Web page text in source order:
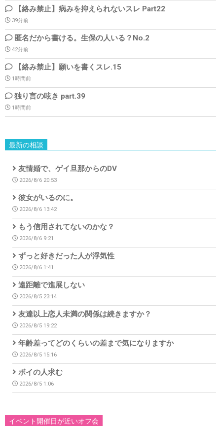
【絡み禁止】病みを抑えられないスレ Part22
39分前
匿名だから書ける。生保の人いる？No.2
42分前
【絡み禁止】願いを書くスレ.15
1時間前
独り言の呟き part.39
1時間前
最新の相談
友情婚で、ゲイ旦那からのDV
2026/8/6 20:53
彼女がいるのに。
2026/8/6 13:42
もう信用されてないのかな？
2026/8/6 9:21
ずっと好きだった人が浮気性
2026/8/6 1:41
遠距離で進展しない
2026/8/5 23:14
友達以上恋人未満の関係は続きますか？
2026/8/5 19:22
年齢差ってどのくらいの差まで気になりますか
2026/8/5 15:16
ボイの人求む
2026/8/5 1:06
イベント開催日が近いオフ会